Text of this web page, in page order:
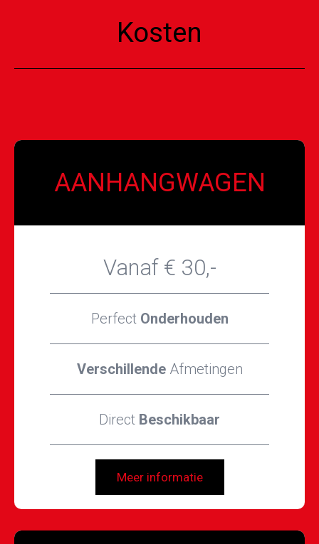
Kosten
AANHANGWAGEN
Vanaf € 30,-
Perfect Onderhouden
Verschillende Afmetingen
Direct Beschikbaar
Meer informatie